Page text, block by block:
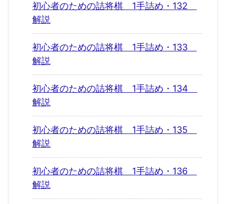
初心者のための詰将棋 1手詰め・132
解説
初心者のための詰将棋 1手詰め・133
解説
初心者のための詰将棋 1手詰め・134
解説
初心者のための詰将棋 1手詰め・135
解説
初心者のための詰将棋 1手詰め・136
解説